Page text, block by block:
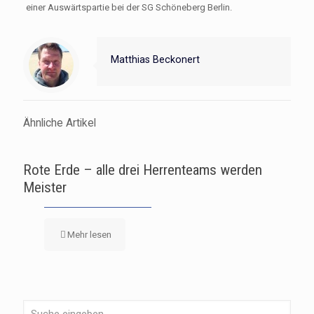
einer Auswärtspartie bei der SG Schöneberg Berlin.
Matthias Beckonert
Ähnliche Artikel
Rote Erde – alle drei Herrenteams werden
Meister
Mehr lesen